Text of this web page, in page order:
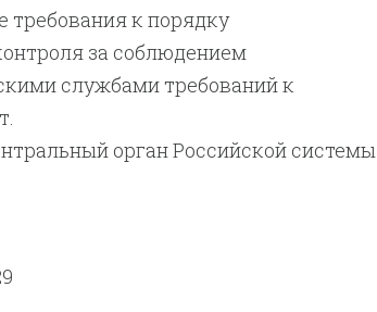
требования к порядку
за соблюдением
службами требований к
орган Российской системы
Российской системы калибровки и
Российской системе калибровки